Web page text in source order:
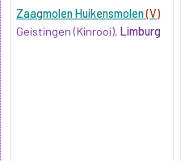
Zaagmolen Huikensmolen(V)
Geistingen (Kinrooi), Limburg